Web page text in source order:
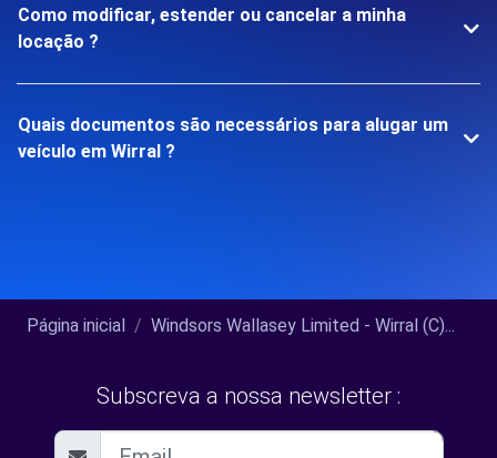
Como modificar, estender ou cancelar a minha
locação ?
Quais documentos são necessários para alugar um
veículo em Wirral ?
Página inicial Windsors Wallasey Limited - Wirral (C)...
Subscreva a nossa newsletter :